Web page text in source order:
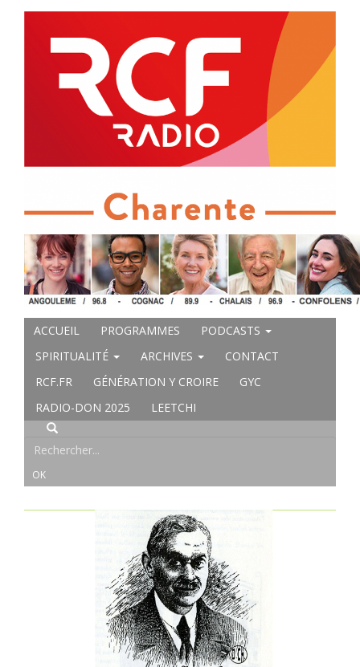
ACCUEIL PROGRAMMES
PODCASTS
SPIRITUALITÉ
ARCHIVES
CONTACT
RCF.FR
GÉNÉRATION Y CROIRE
GYC
RADIO-DON 2025
LEETCHI